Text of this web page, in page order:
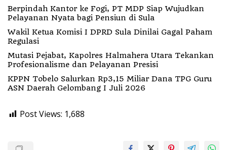
Berpindah Kantor ke Fogi, PT MDP Siap Wujudkan
Pelayanan Nyata bagi Pensiun di Sula
Wakil Ketua Komisi I DPRD Sula Dinilai Gagal Paham
Regulasi
Mutasi Pejabat, Kapolres Halmahera Utara Tekankan
Profesionalisme dan Pelayanan Presisi
KPPN Tobelo Salurkan Rp3,15 Miliar Dana TPG Guru
ASN Daerah Gelombang I Juli 2026
Post Views: 1,688